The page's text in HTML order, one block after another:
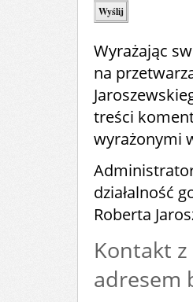
Wyrażając
na
treści
wyrażonymi
działalność
Roberta
Kontakt
adresem